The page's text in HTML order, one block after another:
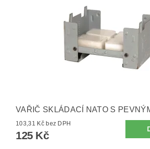
VAŘIČ SKLÁDACÍ NATO S
103,31 Kč bez DPH
125 Kč